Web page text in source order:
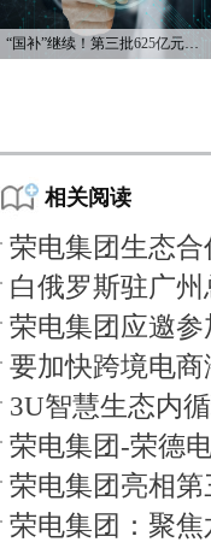
“国补”继续！第三批625亿元资金已下达
相关阅读
荣电集团生态
白俄罗斯驻广
荣电集团应邀
要加快跨境电
3U智慧生态内
荣电集团-荣德
荣电集团亮相
荣电集团：聚